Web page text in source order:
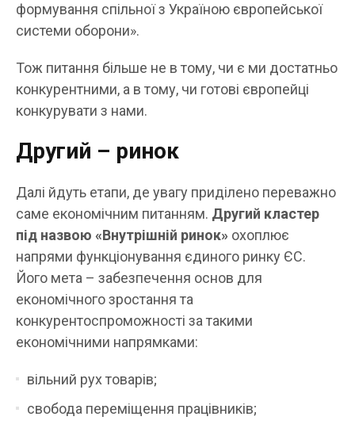
формування спільної з Україною європейської
системи оборони».
Тож питання більше не в тому, чи є ми достатньо
конкурентними, а в тому, чи готові європейці
конкурувати з нами.
Другий – ринок
Далі йдуть етапи, де увагу приділено переважно
саме економічним питанням. Другий кластер
під назвою «Внутрішній ринок» охоплює
напрями функціонування єдиного ринку ЄС.
Його мета – забезпечення основ для
економічного зростання та
конкурентоспроможності за такими
економічними напрямками:
вільний рух товарів;
свобода переміщення працівників;